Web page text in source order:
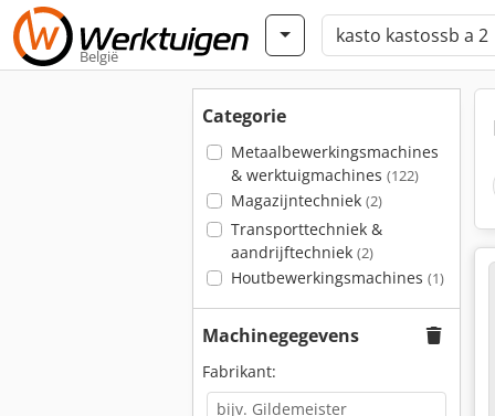
België
Categorie
Metaalbewerkingsmachines
& werktuigmachines (122)
Magazijntechniek (2)
Transporttechniek &
aandrijftechniek (2)
Houtbewerkingsmachines (1)
Machinegegevens
Fabrikant: